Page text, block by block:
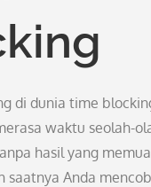
di dunia time
waktu seolah-
hasil yang
saatnya Anda